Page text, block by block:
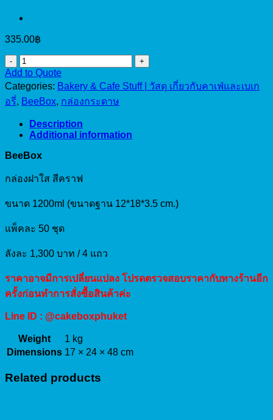
335.00฿
BeeBox
กล่อง
ฝาใส
คราฟ
(50set)
quantity
Add to Quote
Categories: Bakery & Cafe Stuff | วัสดุ เกี่ยวกับคาเฟ่และเบเก
อรี่, BeeBox, กล่องกระดาษ
Description
Additional information
BeeBox
กล่องฝาใส สีคราฟ
ขนาด 1200ml (ขนาดฐาน 12*18*3.5 cm.)
แพ็คละ 50 ชุด
ลังละ 1,300 บาท / 4 แถว
ราคาอาจมีการเปลี่ยนแปลง โปรดตรวจสอบราคากับทางร้านอีก
ครั้งก่อนทำการสั่งซื้อสินค้าค่ะ
Line ID : @cakeboxphuket
Weight
1 kg
Dimensions 17 × 24 × 48 cm
Related products